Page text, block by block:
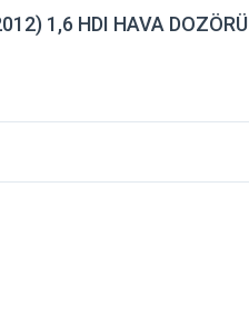
1,6 HDI HAVA DOZÖRÜ